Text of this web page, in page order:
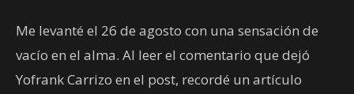
Me levanté el 26 de agosto con una sensación de
vacío en el alma. Al leer el comentario que dejó
Yofrank Carrizo en el post, recordé un artículo